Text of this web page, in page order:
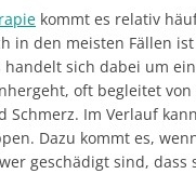
kommt es relativ
in den meisten Fällen ist
handelt sich dabei um
oft begleitet von
Schmerz. Im Verlauf
Dazu kommt es,
geschädigt sind, dass